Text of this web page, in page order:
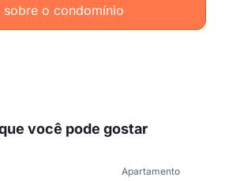
sobre o condomínio
você pode gostar
Apartamento